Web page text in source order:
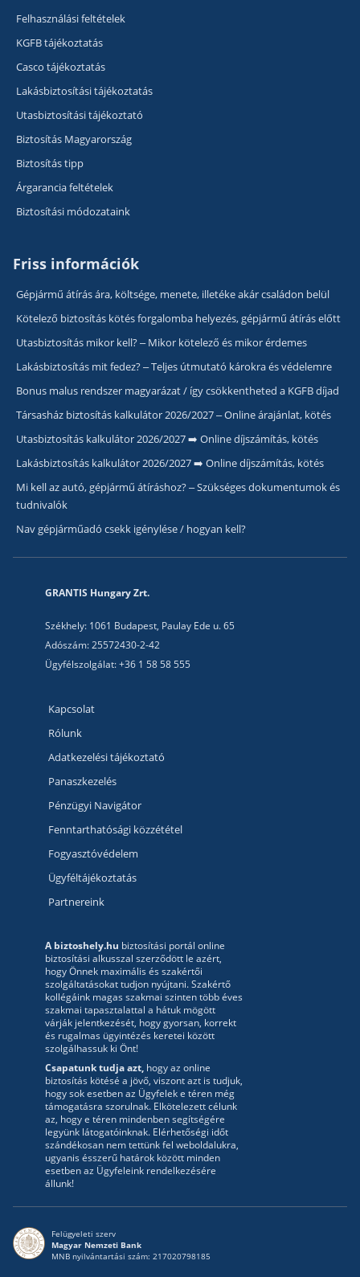
Felhasználási feltételek
KGFB tájékoztatás
Casco tájékoztatás
Lakásbiztosítási tájékoztatás
Utasbiztosítási tájékoztató
Biztosítás Magyarország
Biztosítás tipp
Árgarancia feltételek
Biztosítási módozataink
Friss információk
Gépjármű átírás ára, költsége, menete, illetéke akár családon belül
Kötelező biztosítás kötés forgalomba helyezés, gépjármű átírás előtt
Utasbiztosítás mikor kell? – Mikor kötelező és mikor érdemes
Lakásbiztosítás mit fedez? – Teljes útmutató károkra és védelemre
Bonus malus rendszer magyarázat / így csökkentheted a KGFB díjad
Társasház biztosítás kalkulátor 2026/2027 – Online árajánlat, kötés
Utasbiztosítás kalkulátor 2026/2027 ➡️ Online díjszámítás, kötés
Lakásbiztosítás kalkulátor 2026/2027 ➡️ Online díjszámítás, kötés
Mi kell az autó, gépjármű átíráshoz? – Szükséges dokumentumok és
tudnivalók
Nav gépjárműadó csekk igénylése / hogyan kell?
GRANTIS Hungary Zrt.
Székhely: 1061 Budapest, Paulay Ede u. 65
Adószám: 25572430-2-42
Ügyfélszolgálat: +36 1 58 58 555
Kapcsolat
Rólunk
Adatkezelési tájékoztató
Panaszkezelés
Pénzügyi Navigátor
Fenntarthatósági közzététel
Fogyasztóvédelem
Ügyféltájékoztatás
Partnereink
A biztoshely.hu biztosítási portál online
biztosítási alkusszal szerződött le azért,
hogy Önnek maximális és szakértői
szolgáltatásokat tudjon nyújtani. Szakértő
kollégáink magas szakmai szinten több éves
szakmai tapasztalattal a hátuk mögött
várják jelentkezését, hogy gyorsan, korrekt
és rugalmas ügyintézés keretei között
szolgálhassuk ki Önt!
Csapatunk tudja azt, hogy az online
biztosítás kötésé a jövő, viszont azt is tudjuk,
hogy sok esetben az Ügyfelek e téren még
támogatásra szorulnak. Elkötelezett célunk
az, hogy e téren mindenben segítségére
legyünk látogatóinknak. Elérhetőségi időt
szándékosan nem tettünk fel weboldalukra,
ugyanis ésszerű határok között minden
esetben az Ügyfeleink rendelkezésére
állunk!
Felügyeleti szerv
Magyar Nemzeti Bank
MNB nyilvántartási szám: 217020798185